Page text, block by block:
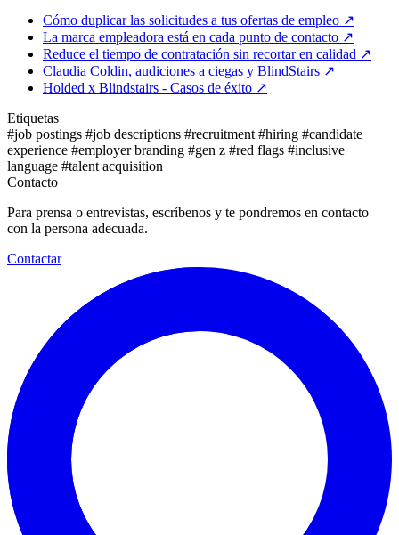
Cómo duplicar las solicitudes a tus ofertas de empleo ↗
La marca empleadora está en cada punto de contacto ↗
Reduce el tiempo de contratación sin recortar en calidad ↗
Claudia Coldin, audiciones a ciegas y BlindStairs ↗
Holded x Blindstairs - Casos de éxito ↗
Etiquetas
#job postings #job descriptions #recruitment #hiring #candidate
experience #employer branding #gen z #red flags #inclusive
language #talent acquisition
Contacto
Para prensa o entrevistas, escríbenos y te pondremos en contacto
con la persona adecuada.
Contactar